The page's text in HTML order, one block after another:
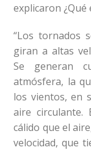
explicaron
“Los tornados
giran a altas
Se generan
atmósfera, la
los vientos, en
aire circulante.
cálido que el
velocidad, que